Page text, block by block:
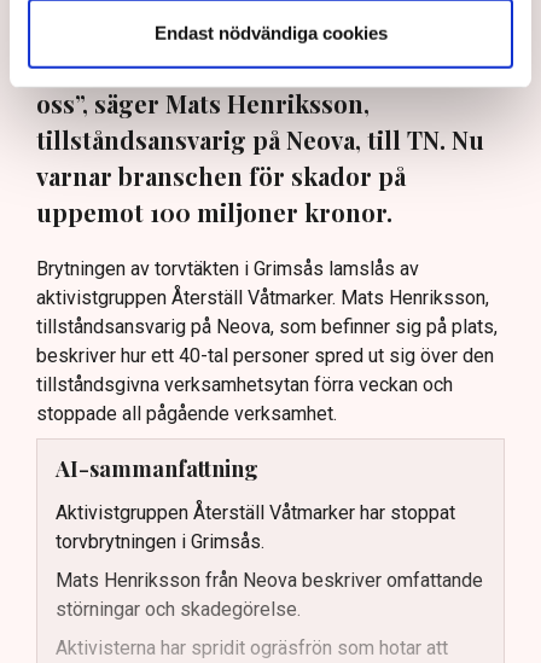
Endast nödvändiga cookies
maskiner, gräva igen diken och sprida
ogräsfrön. ”Aktivisterna sprang emot
oss”, säger Mats Henriksson,
tillståndsansvarig på Neova, till TN. Nu
varnar branschen för skador på
uppemot 100 miljoner kronor.
Brytningen av torvtäkten i Grimsås lamslås av
aktivistgruppen Återställ Våtmarker. Mats Henriksson,
tillståndsansvarig på Neova, som befinner sig på plats,
beskriver hur ett 40-tal personer spred ut sig över den
tillståndsgivna verksamhetsytan förra veckan och
stoppade all pågående verksamhet.
AI-sammanfattning
Aktivistgruppen Återställ Våtmarker har stoppat
torvbrytningen i Grimsås.
Mats Henriksson från Neova beskriver omfattande
störningar och skadegörelse.
Aktivisterna har spridit ogräsfrön som hotar att